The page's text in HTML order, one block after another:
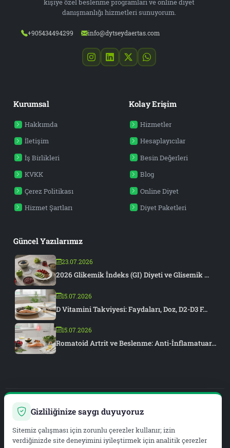
kişiye özel beslenme programları ve online diyet
danışmanlığı hizmetleri sunuyorum.
+905434494299 info@dytseydaertas.com
Kurumsal
Hakkımda
İletişim
İş Birlikleri
KVKK
Çerez Politikası
Hizmet Şartları
Kolay Erişim
Hizmetler
Hesaplayıcılar
Besin Değerleri
Blog
Online Diyet
Diyet Paketleri
Güncel Yazılarımız
23.07.2026
2026 Glikemik İndeks (GI) Diyeti ve Glisemik ...
15.07.2026
D Vitamini Takviyesi: Faydaları, Doz, D2-D3 F...
15.07.2026
Romatoid Artrit ve Beslenme: Anti-İnflamatuar...
WEB DEVELOPMENT & SEO
Gizliliğinize saygı duyuyoruz
Sitemiz çalışması için zorunlu çerezler kullanır; izin
verdiğinizde site deneyimini iyileştirmek için analitik çerezler